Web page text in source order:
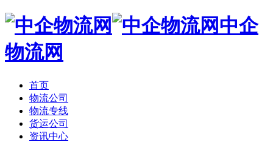
中企
物流网
首页
物流公司
物流专线
货运公司
资讯中心